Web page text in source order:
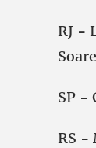
RJ -
SP -
RS -